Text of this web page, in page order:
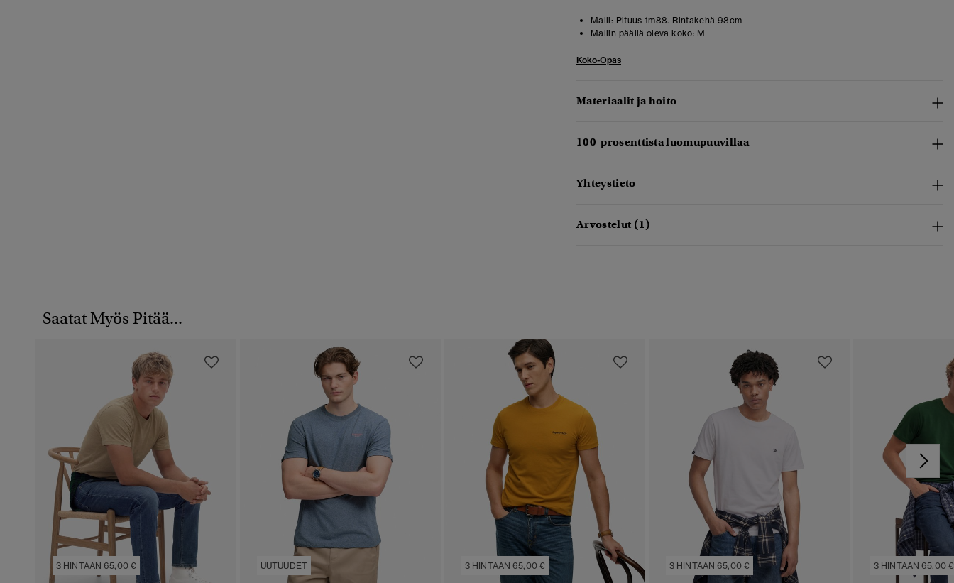
Malli: Pituus 1m88. Rintakehä 98cm
Mallin päällä oleva koko: M
Koko-Opas
Materiaalit ja hoito
100-prosenttista luomupuuvillaa
Yhteystieto
Arvostelut (1)
Saatat Myös Pitää...
3 HINTAAN 65,00 € UUTUUDET 3 HINTAAN 65,00 € 3 HINTAAN 65,00 € 3 HINTAAN 65,00 €